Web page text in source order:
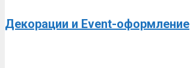
Декорации и Event-оформление